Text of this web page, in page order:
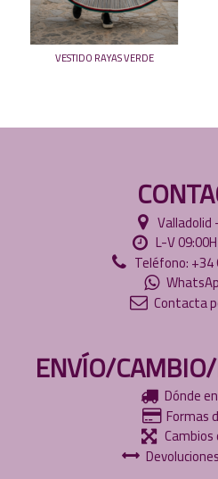
VESTIDO RAYAS VERDE
Valladolid
L-V
Teléfono: +34
Contacta
ENVÍO/
Dónde
Formas